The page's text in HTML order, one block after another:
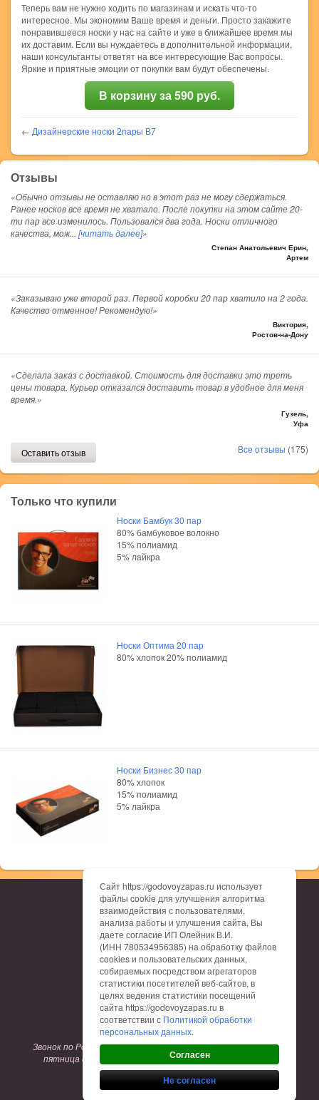
Теперь вам не нужно ходить по магазинам и искать что-то
интересное. Мы экономим Ваше время и деньги. Просто закажите
понравившееся носки у нас на сайте и уже в ближайшее время мы
их доставим. Если вы нуждаетесь в дополнительной информации,
наши консультанты ответят на все интересующие Вас вопросы.
Яркие и приятные эмоции от покупки вам будут обеспечены.
В корзину за 590 руб.
← Дизайнерские носки 2пары В7
Отзывы
«Обычно отзывы не оставляю но в этот раз не могу сдержаться.
Ранее носков все время не хватало. После покупки на этом сайте 20-
ти пар все изменилось. Пользовался два года. Носки отличного
качества, мож... [читать далее]»
Степан Анатольевич Ерин,
Артем
«Заказываю уже второй раз. Первой коробки 20 пар хватило на 2 года.
Качество отменное! Рекомендую!»
Виктория,
Ростов-на-Дону
«Сделала заказ с доставкой. Стоимость для доставки это треть
цены товара. Курьер отказался доставить товар в удобное для меня
время.»
Гузель,
Уфа
Оставить отзыв Все отзывы (175)
Только что купили
Носки Бамбук 30 пар
80% бамбуковое волокно
15% полиамид
5% лайкра
Носки Оптима 20 пар
80% хлопок 20% полиамид
Носки Бизнес 30 пар
80% хлопок
15% полиамид
5% лайкра
О нас
Каталог
Доставка
Оплата
Гарантия
Отзывы
Контакты
Таблица размеров
8 (800) 775-12-62
Звонок по России бесплатный. Режим работы: понедельник-
пятница с 9:00 до 17:00. Заказы на сайте принимаются
круглосуточно.
Сайт https://godovoyzapas.ru использует
файлы cookie для улучшения алгоритма
взаимодействия с пользователями,
анализа работы и улучшения сайта, Вы
даете согласие ИП Олейник В.И.
(ИНН 780534956385) на обработку файлов
cookies и пользовательских данных,
собираемых посредством агрегаторов
статистики посетителей веб-сайтов, в
целях ведения статистики посещений
сайта https://godovoyzapas.ru в
соответствии с Политикой обработки
персональных данных.
Согласен
Не согласен